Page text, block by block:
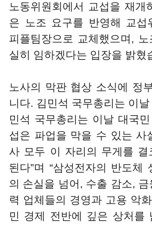
노동위원회에서 교섭을 재개
은 노조 요구를 반영해 교섭
피플팀장으로 교체했으며,
실히 임하겠다는 입장을 밝혔
노사의 막판 협상 소식에 정
니다. 김민석 국무총리는 이
민석 국무총리는 이날 대국
섭은 파업을 막을 수 있는 사
사 모두 이 자리의 무게를
된다”며 “삼성전자의 반도체
의 손실을 넘어, 수출 감소,
력 업체들의 경영과 고용 악
민 경제 전반에 깊은 상처를